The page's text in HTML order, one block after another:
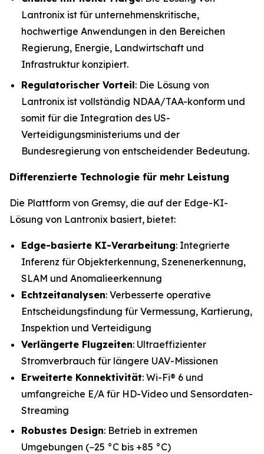
Lantronix ist für unternehmenskritische,
hochwertige Anwendungen in den Bereichen
Regierung, Energie, Landwirtschaft und
Infrastruktur konzipiert.
Regulatorischer Vorteil: Die Lösung von
Lantronix ist vollständig NDAA/TAA-konform und
somit für die Integration des US-
Verteidigungsministeriums und der
Bundesregierung von entscheidender Bedeutung.
Differenzierte Technologie für mehr Leistung
Die Plattform von Gremsy, die auf der Edge-KI-
Lösung von Lantronix basiert, bietet:
Edge-basierte KI-Verarbeitung: Integrierte
Inferenz für Objekterkennung, Szenenerkennung,
SLAM und Anomalieerkennung
Echtzeitanalysen: Verbesserte operative
Entscheidungsfindung für Vermessung, Kartierung,
Inspektion und Verteidigung
Verlängerte Flugzeiten: Ultraeffizienter
Stromverbrauch für längere UAV-Missionen
Erweiterte Konnektivität: Wi-Fi® 6 und
umfangreiche E/A für HD-Video und Sensordaten-
Streaming
Robustes Design: Betrieb in extremen
Umgebungen (−25 °C bis +85 °C)